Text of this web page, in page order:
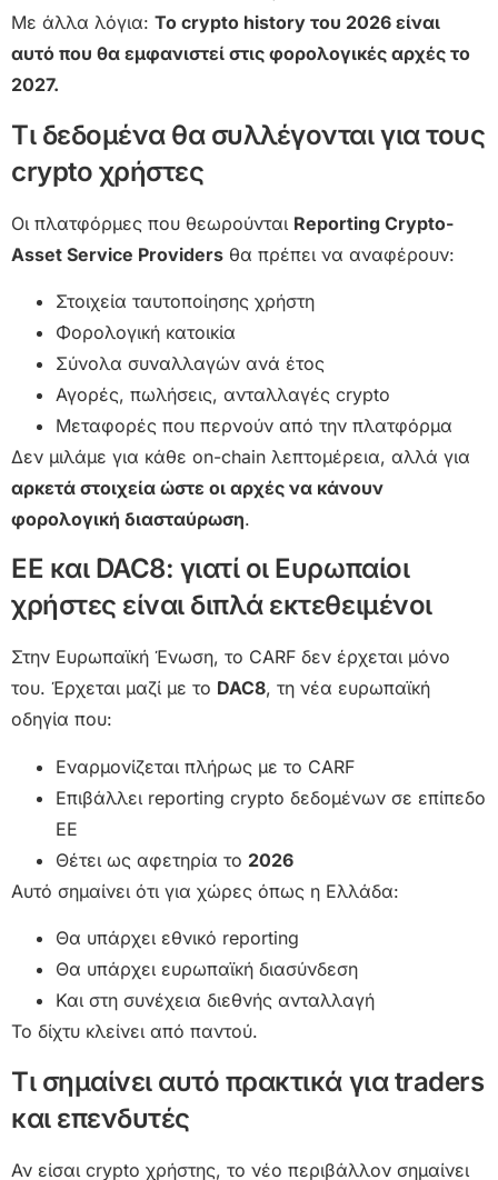
Με άλλα λόγια: Το crypto history του 2026 είναι
αυτό που θα εμφανιστεί στις φορολογικές αρχές το
2027.
Τι δεδομένα θα συλλέγονται για τους
crypto χρήστες
Οι πλατφόρμες που θεωρούνται Reporting Crypto-
Asset Service Providers θα πρέπει να αναφέρουν:
Στοιχεία ταυτοποίησης χρήστη
Φορολογική κατοικία
Σύνολα συναλλαγών ανά έτος
Αγορές, πωλήσεις, ανταλλαγές crypto
Μεταφορές που περνούν από την πλατφόρμα
Δεν μιλάμε για κάθε on-chain λεπτομέρεια, αλλά για
αρκετά στοιχεία ώστε οι αρχές να κάνουν
φορολογική διασταύρωση.
ΕΕ και DAC8: γιατί οι Ευρωπαίοι
χρήστες είναι διπλά εκτεθειμένοι
Στην Ευρωπαϊκή Ένωση, το CARF δεν έρχεται μόνο
του. Έρχεται μαζί με το DAC8, τη νέα ευρωπαϊκή
οδηγία που:
Εναρμονίζεται πλήρως με το CARF
Επιβάλλει reporting crypto δεδομένων σε επίπεδο
ΕΕ
Θέτει ως αφετηρία το 2026
Αυτό σημαίνει ότι για χώρες όπως η Ελλάδα:
Θα υπάρχει εθνικό reporting
Θα υπάρχει ευρωπαϊκή διασύνδεση
Και στη συνέχεια διεθνής ανταλλαγή
Το δίχτυ κλείνει από παντού.
Τι σημαίνει αυτό πρακτικά για traders
και επενδυτές
Αν είσαι crypto χρήστης, το νέο περιβάλλον σημαίνει